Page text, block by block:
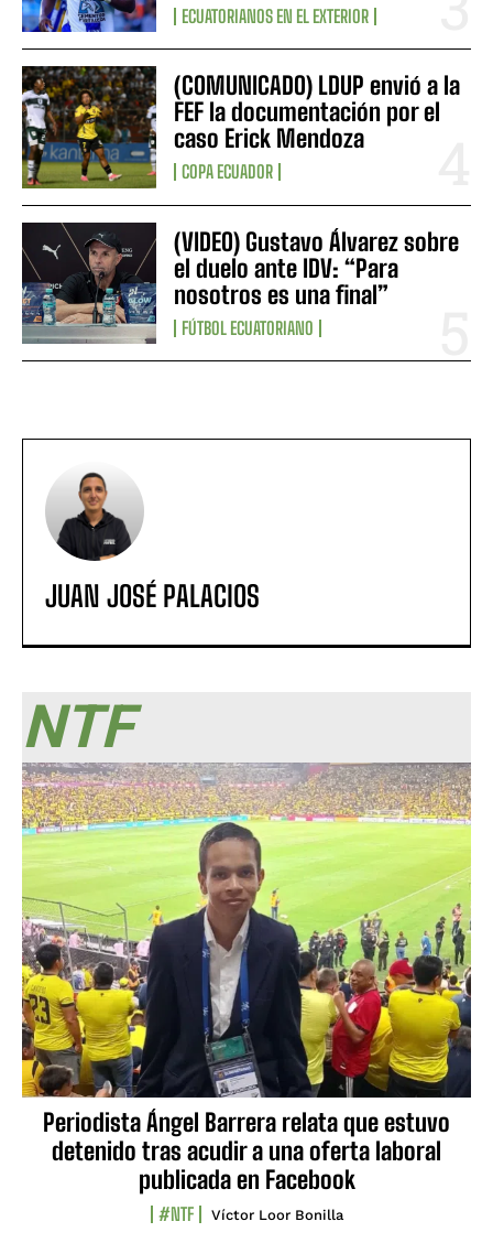
ECUATORIANOS EN EL EXTERIOR
(COMUNICADO) LDUP envió a la
FEF la documentación por el
caso Erick Mendoza
COPA ECUADOR
(VIDEO) Gustavo Álvarez sobre
el duelo ante IDV: “Para
nosotros es una final”
FÚTBOL ECUATORIANO
JUAN JOSÉ PALACIOS
NTF
Periodista Ángel Barrera relata que estuvo
detenido tras acudir a una oferta laboral
publicada en Facebook
#NTF Víctor Loor Bonilla